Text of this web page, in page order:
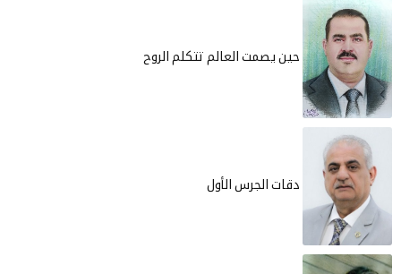
حين يصمت العالم تتكلم الروح
دقات الجرس الأول